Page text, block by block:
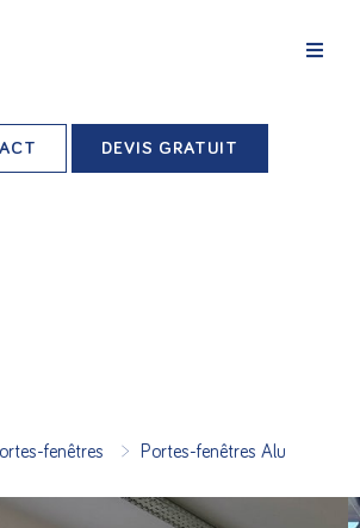
Nos agences
DEVIS GRATUIT
fenêtres > Portes-fenêtres Alu